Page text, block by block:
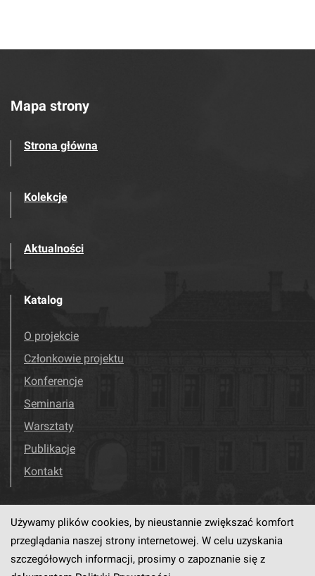
Mapa strony
Strona główna
Kolekcje
Aktualności
Katalog
O projekcie
Członkowie projektu
Konferencje
Seminaria
Warsztaty
Publikacje
Kontakt
Odwiedź nas! Facebook
Używamy plików cookies, by nieustannie zwiększać komfort
przeglądania naszej strony internetowej. W celu uzyskania
szczegółowych informacji, prosimy o zapoznanie się z